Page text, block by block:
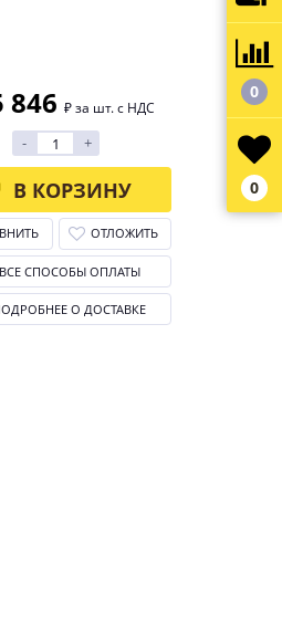
846 ₽ за шт. с НДС
- +
В КОРЗИНУ
ОТЛОЖИТЬ
ВСЕ СПОСОБЫ ОПЛАТЫ
О ДОСТАВКЕ
0
0